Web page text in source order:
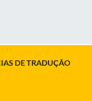
DE TRADUÇÃO